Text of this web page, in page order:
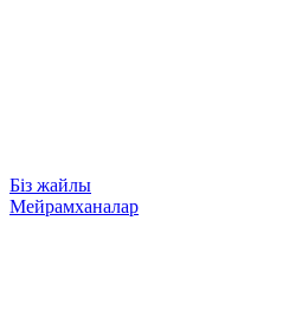
Біз жайлы
Мейрамханалар